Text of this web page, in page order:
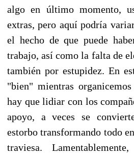
algo en último momento,
extras, pero aquí podría
el hecho de que puede
trabajo, así como la falta de
también por estupidez. En
"bien" mientras
hay que lidiar con los
apoyo, a veces se
estorbo transformando todo
traviesa.